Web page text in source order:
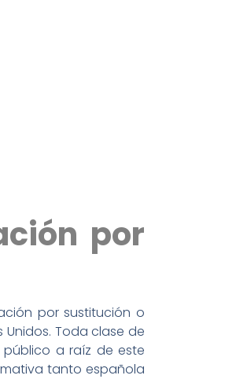
por
por sustitución o
Toda clase de
a raíz de este
tanto española